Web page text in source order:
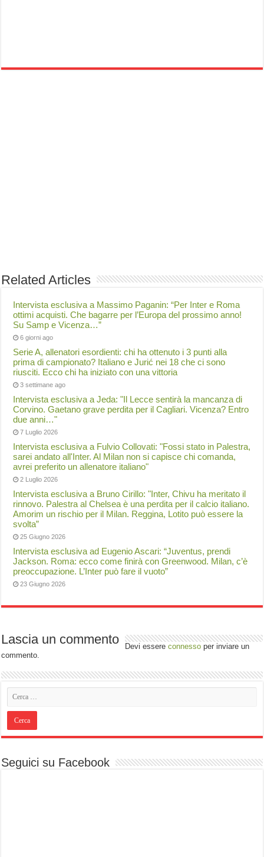
Related Articles
Intervista esclusiva a Massimo Paganin: “Per Inter e Roma
ottimi acquisti. Che bagarre per l’Europa del prossimo anno!
Su Samp e Vicenza…”
6 giorni ago
Serie A, allenatori esordienti: chi ha ottenuto i 3 punti alla
prima di campionato? Italiano e Jurić nei 18 che ci sono
riusciti. Ecco chi ha iniziato con una vittoria
3 settimane ago
Intervista esclusiva a Jeda: "Il Lecce sentirà la mancanza di
Corvino. Gaetano grave perdita per il Cagliari. Vicenza? Entro
due anni…"
7 Luglio 2026
Intervista esclusiva a Fulvio Collovati: "Fossi stato in Palestra,
sarei andato all'Inter. Al Milan non si capisce chi comanda,
avrei preferito un allenatore italiano"
2 Luglio 2026
Intervista esclusiva a Bruno Cirillo: "Inter, Chivu ha meritato il
rinnovo. Palestra al Chelsea è una perdita per il calcio italiano.
Amorim un rischio per il Milan. Reggina, Lotito può essere la
svolta”
25 Giugno 2026
Intervista esclusiva ad Eugenio Ascari: “Juventus, prendi
Jackson. Roma: ecco come finirà con Greenwood. Milan, c’è
preoccupazione. L’Inter può fare il vuoto”
23 Giugno 2026
Lascia un commento Devi essereconnesso per inviare un
commento.
Seguici su Facebook